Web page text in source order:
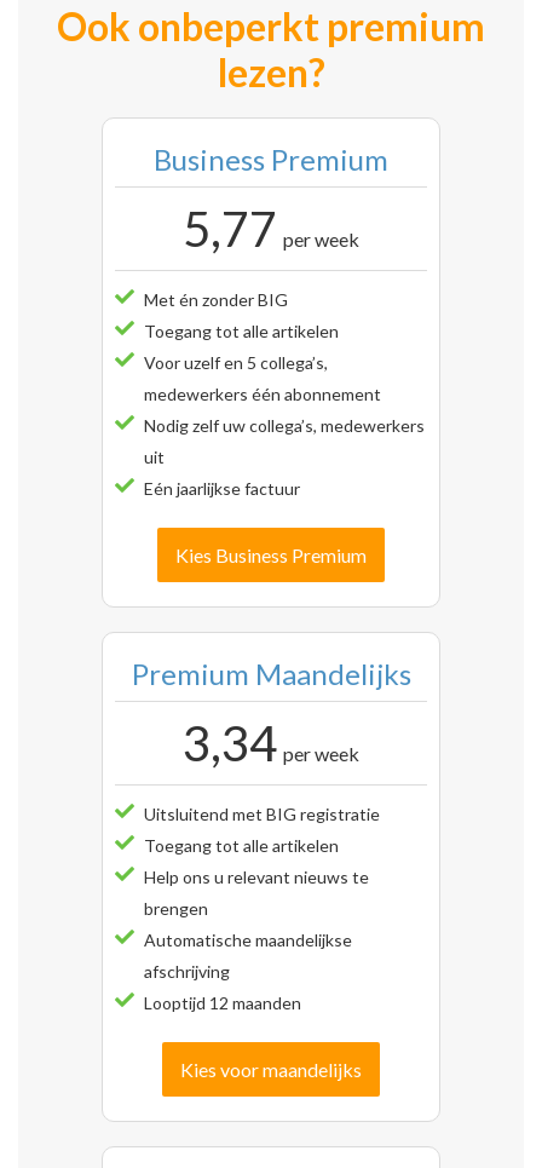
Ook onbeperkt premium
lezen?
Business Premium
5,77 per week
Met én zonder BIG
Toegang tot alle artikelen
Voor uzelf en 5 collega’s,
medewerkers één abonnement
Nodig zelf uw collega’s, medewerkers
uit
Eén jaarlijkse factuur
Kies Business Premium
Premium Maandelijks
3,34 per week
Uitsluitend met BIG registratie
Toegang tot alle artikelen
Help ons u relevant nieuws te
brengen
Automatische maandelijkse
afschrijving
Looptijd 12 maanden
Kies voor maandelijks